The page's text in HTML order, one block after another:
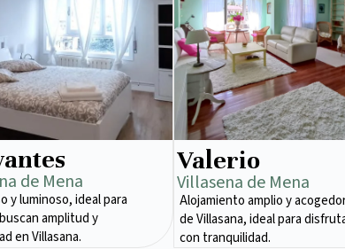
de Mena​
y luminoso, ideal para
amplitud y
en Villasana.
Valerio
Villasena de Mena​
Alojamiento amplio y
de Villasana, ideal para
con tranquilidad.